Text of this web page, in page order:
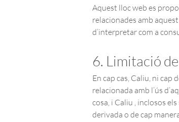
Aquest lloc web es
relacionades amb
d’interpretar com a
6. Limitació
En cap cas, Caliu, ni
relacionada amb l’ús
cosa, i Caliu , inclosos
derivada o de cap